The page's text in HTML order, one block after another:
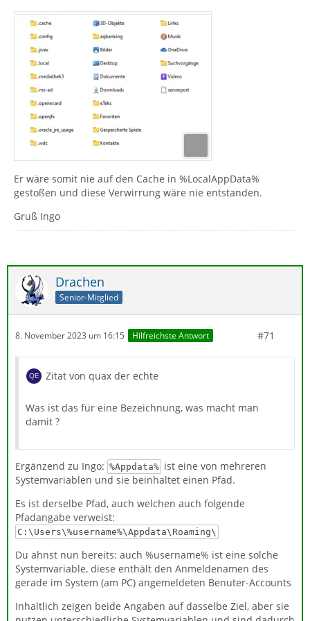
Er wäre somit nie auf den Cache in %LocalAppData%
gestoßen und diese Verwirrung wäre nie entstanden.
Gruß Ingo
Drachen
Senior-Mitglied
8. November 2023 um 16:15 Hilfreichste Antwort #71
Zitat von quax der echte
Was ist das für eine Bezeichnung, was macht man
damit ?
Ergänzend zu Ingo: %Appdata% ist eine von mehreren
Systemvariablen und sie beinhaltet einen Pfad.
Es ist derselbe Pfad, auch welchen auch folgende
Pfadangabe verweist:
C:\Users\%username%\Appdata\Roaming\
Du ahnst nun bereits: auch %username% ist eine solche
Systemvariable, diese enthält den Anmeldenamen des
gerade im System (am PC) angemeldeten Benuter-Accounts
Inhaltlich zeigen beide Angaben auf dasselbe Ziel, aber sie